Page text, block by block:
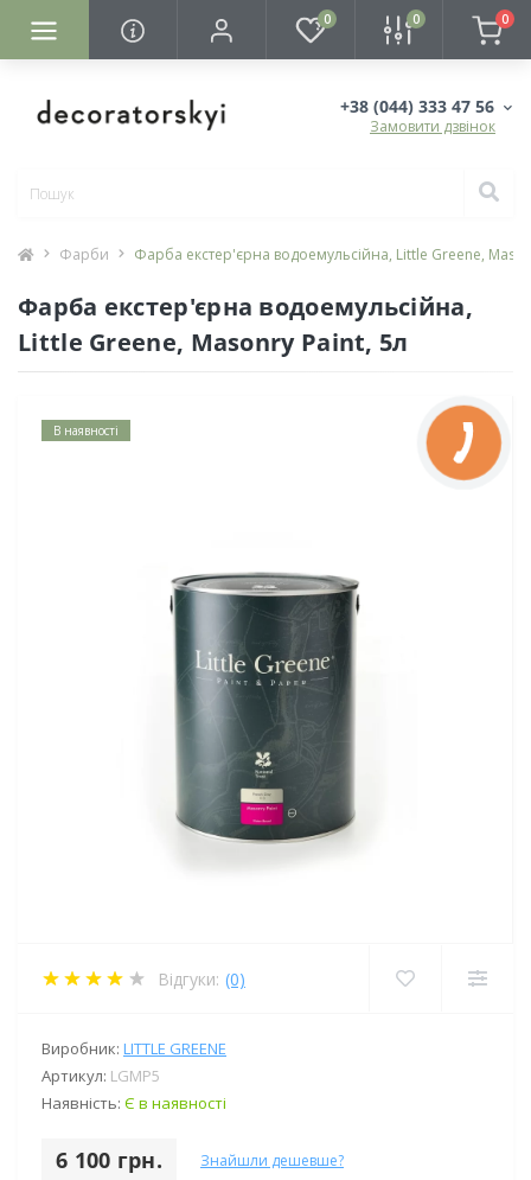
0 0 0
+38 (044) 333 47 56
Замовити дзвінок
Фарби Фарба екстер'єрна водоемульсійна, Little Greene,
Фарба екстер'єрна водоемульсійна,
Little Greene, Masonry Paint, 5л
В наявності
Відгуки: (0)
Виробник: LITTLE GREENE
Артикул: LGMP5
Наявність: Є в наявності
6 100 грн. Знайшли дешевше?